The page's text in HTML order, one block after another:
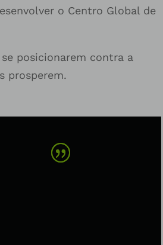
o Centro Global de
posicionarem contra a
prosperem.